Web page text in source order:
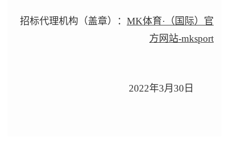
招标代理机构（盖章）： MK体育·（国际）官
方网站-mksport
2022年3月30日